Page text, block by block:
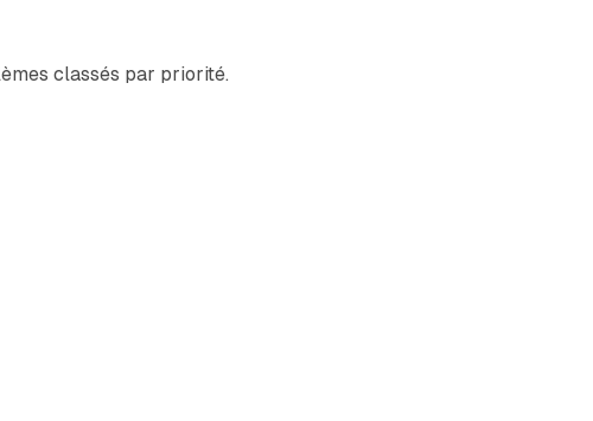
classés par priorité.